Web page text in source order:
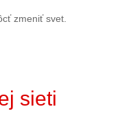
zmeniť svet.
sieti